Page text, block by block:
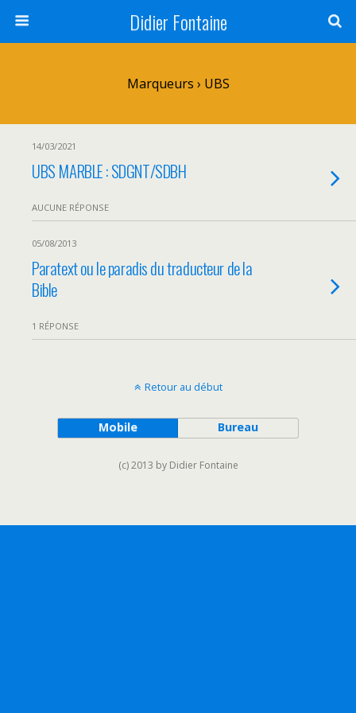
Didier Fontaine
Marqueurs › UBS
14/03/2021
UBS MARBLE : SDGNT/SDBH
AUCUNE RÉPONSE
05/08/2013
Paratext ou le paradis du traducteur de la
Bible
1 RÉPONSE
Retour au début
Mobile Bureau
(c) 2013 by Didier Fontaine